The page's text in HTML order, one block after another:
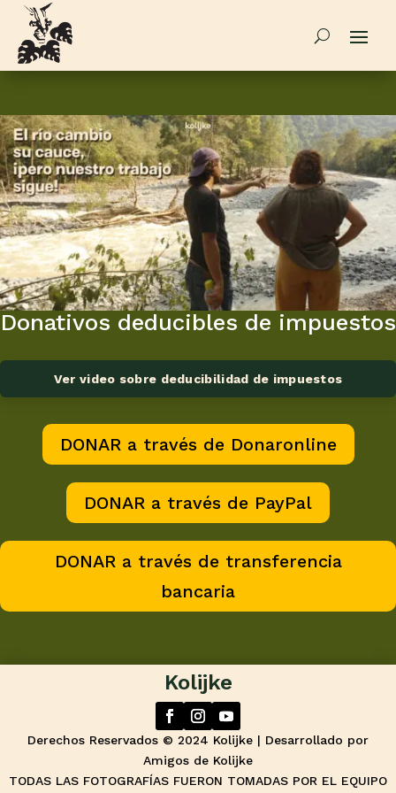
Donativos deducibles de impuestos
Ver video sobre deducibilidad de impuestos
DONAR a través de Donaronline
DONAR a través de PayPal
DONAR a través de transferencia
bancaria
Kolijke
Derechos Reservados © 2024 Kolijke | Desarrollado por
Amigos de Kolijke
TODAS LAS FOTOGRAFÍAS FUERON TOMADAS POR EL EQUIPO